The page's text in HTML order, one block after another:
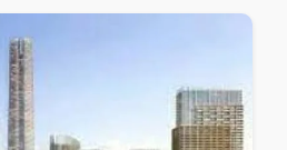
ينمو في